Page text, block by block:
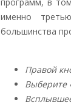
именно
большинства
Правой
Выберите